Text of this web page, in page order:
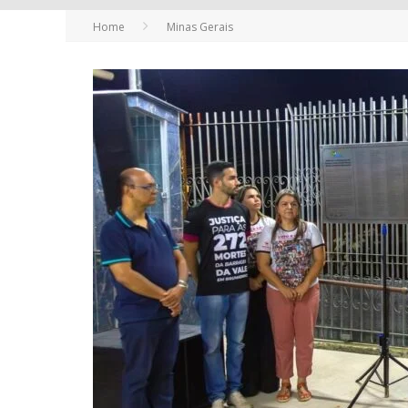
YAN TRAZ A TURNÊ NACIONAL DO
Home Minas Gerais